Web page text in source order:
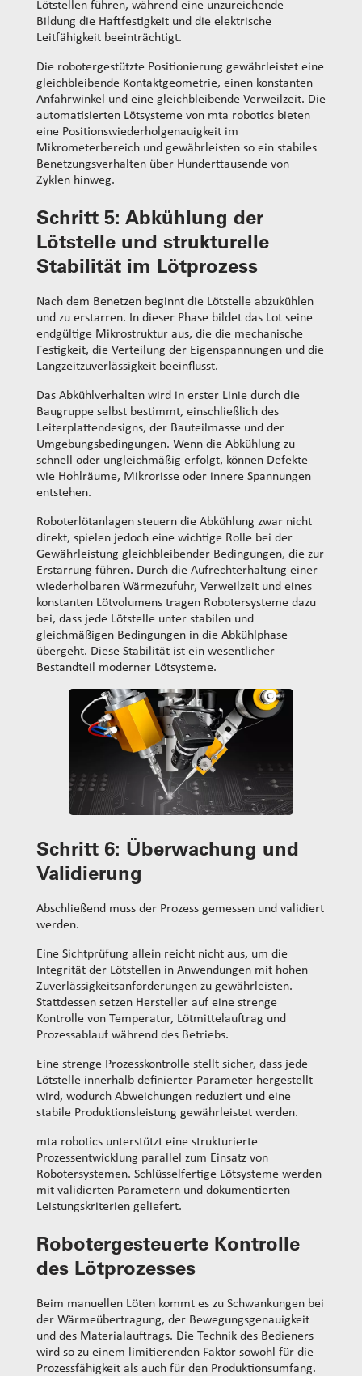
Lötstellen führen, während eine unzureichende
Bildung die Haftfestigkeit und die elektrische
Leitfähigkeit beeinträchtigt.
Die robotergestützte Positionierung gewährleistet eine
gleichbleibende Kontaktgeometrie, einen konstanten
Anfahrwinkel und eine gleichbleibende Verweilzeit. Die
automatisierten Lötsysteme von mta robotics bieten
eine Positionswiederholgenauigkeit im
Mikrometerbereich und gewährleisten so ein stabiles
Benetzungsverhalten über Hunderttausende von
Zyklen hinweg.
Schritt 5: Abkühlung der
Lötstelle und strukturelle
Stabilität im Lötprozess
Nach dem Benetzen beginnt die Lötstelle abzukühlen
und zu erstarren. In dieser Phase bildet das Lot seine
endgültige Mikrostruktur aus, die die mechanische
Festigkeit, die Verteilung der Eigenspannungen und die
Langzeitzuverlässigkeit beeinflusst.
Das Abkühlverhalten wird in erster Linie durch die
Baugruppe selbst bestimmt, einschließlich des
Leiterplattendesigns, der Bauteilmasse und der
Umgebungsbedingungen. Wenn die Abkühlung zu
schnell oder ungleichmäßig erfolgt, können Defekte
wie Hohlräume, Mikrorisse oder innere Spannungen
entstehen.
Roboterlötanlagen steuern die Abkühlung zwar nicht
direkt, spielen jedoch eine wichtige Rolle bei der
Gewährleistung gleichbleibender Bedingungen, die zur
Erstarrung führen. Durch die Aufrechterhaltung einer
wiederholbaren Wärmezufuhr, Verweilzeit und eines
konstanten Lötvolumens tragen Robotersysteme dazu
bei, dass jede Lötstelle unter stabilen und
gleichmäßigen Bedingungen in die Abkühlphase
übergeht. Diese Stabilität ist ein wesentlicher
Bestandteil moderner Lötsysteme.
Schritt 6: Überwachung und
Validierung
Abschließend muss der Prozess gemessen und validiert
werden.
Eine Sichtprüfung allein reicht nicht aus, um die
Integrität der Lötstellen in Anwendungen mit hohen
Zuverlässigkeitsanforderungen zu gewährleisten.
Stattdessen setzen Hersteller auf eine strenge
Kontrolle von Temperatur, Lötmittelauftrag und
Prozessablauf während des Betriebs.
Eine strenge Prozesskontrolle stellt sicher, dass jede
Lötstelle innerhalb definierter Parameter hergestellt
wird, wodurch Abweichungen reduziert und eine
stabile Produktionsleistung gewährleistet werden.
mta robotics unterstützt eine strukturierte
Prozessentwicklung parallel zum Einsatz von
Robotersystemen. Schlüsselfertige Lötsysteme werden
mit validierten Parametern und dokumentierten
Leistungskriterien geliefert.
Robotergesteuerte Kontrolle
des Lötprozesses
Beim manuellen Löten kommt es zu Schwankungen bei
der Wärmeübertragung, der Bewegungsgenauigkeit
und des Materialauftrags. Die Technik des Bedieners
wird so zu einem limitierenden Faktor sowohl für die
Prozessfähigkeit als auch für den Produktionsumfang.